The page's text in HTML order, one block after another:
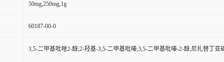
50mg,250mg,1g
60187-00-0
3,5-二甲基吡唑2-醇;2-羟基-3,5-二甲基吡嗪;3,5-二甲基吡嗪-2-醇;尼扎替丁亚